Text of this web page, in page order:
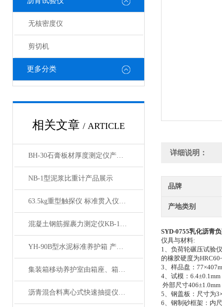
无核密度仪
剪切机
更多分类
相关文章 / ARTICLE
BH-30石膏板材厚度测定仪产品展示
NB-1型泥浆比重计产品展示
63.5kg重型触探仪 标准贯入仪产品展示
混凝土钢筋握裹力测定仪KB-150型产品展示
YH-90B型水泥标准养护箱 产品展示
集装箱移动养护室由箱座、箱体及箱顶三部分组成
沥青混合料离心式快速抽提仪产品展示
详细说明：
品牌
产地类别
SYD-0755乳化沥青
仪具与材料:
1、负荷轮碾压试验
的橡胶硬度为
3、样品盘：
4、试模：
外部尺寸
5、钢盖板：尺寸为
6、钢制砂框架：内